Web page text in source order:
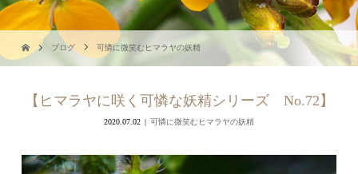
ブログ 可憐に微笑むヒマラヤの妖精
【ヒマラヤに咲く可憐な妖精シリーズ No.72】
2020.07.02 可憐に微笑むヒマラヤの妖精